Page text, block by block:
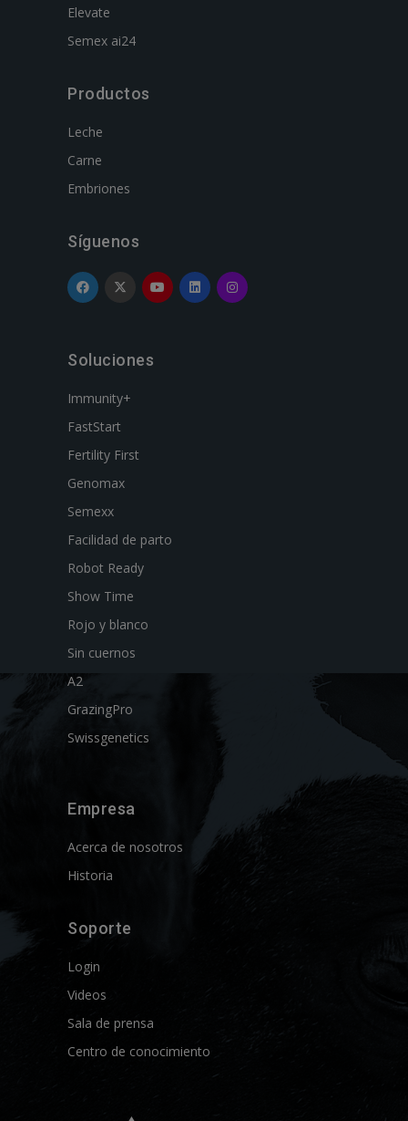
Elevate
Semex ai24
Productos
Leche
Carne
Embriones
Síguenos
Soluciones
Immunity+
FastStart
Fertility First
Genomax
Semexx
Facilidad de parto
Robot Ready
Show Time
Rojo y blanco
Sin cuernos
A2
GrazingPro
Swissgenetics
Empresa
Acerca de nosotros
Historia
Soporte
Login
Videos
Sala de prensa
Centro de conocimiento